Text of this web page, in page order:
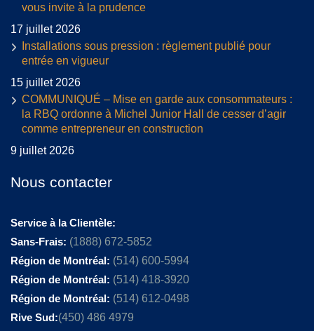
vous invite à la prudence
17 juillet 2026
Installations sous pression : règlement publié pour
entrée en vigueur
15 juillet 2026
COMMUNIQUÉ – Mise en garde aux consommateurs :
la RBQ ordonne à Michel Junior Hall de cesser d’agir
comme entrepreneur en construction
9 juillet 2026
Nous contacter
Service à la Clientèle:
Sans-Frais: (1888) 672-5852
Région de Montréal: (514) 600-5994
Région de Montréal: (514) 418-3920
Région de Montréal: (514) 612-0498
Rive Sud:(450) 486 4979